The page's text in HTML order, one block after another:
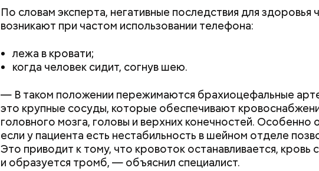
По словам эксперта, негативные последствия для здоровья
возникают при частом использовании телефона:
лежа в кровати;
когда человек сидит, согнув шею.
— В таком положении пережимаются брахиоцефальные
это крупные сосуды, которые обеспечивают
головного мозга, головы и верхних конечностей. Особенно
если у пациента есть нестабильность в шейном отделе
Это приводит к тому, что кровоток останавливается, кровь
и образуется тромб, — объяснил специалист.